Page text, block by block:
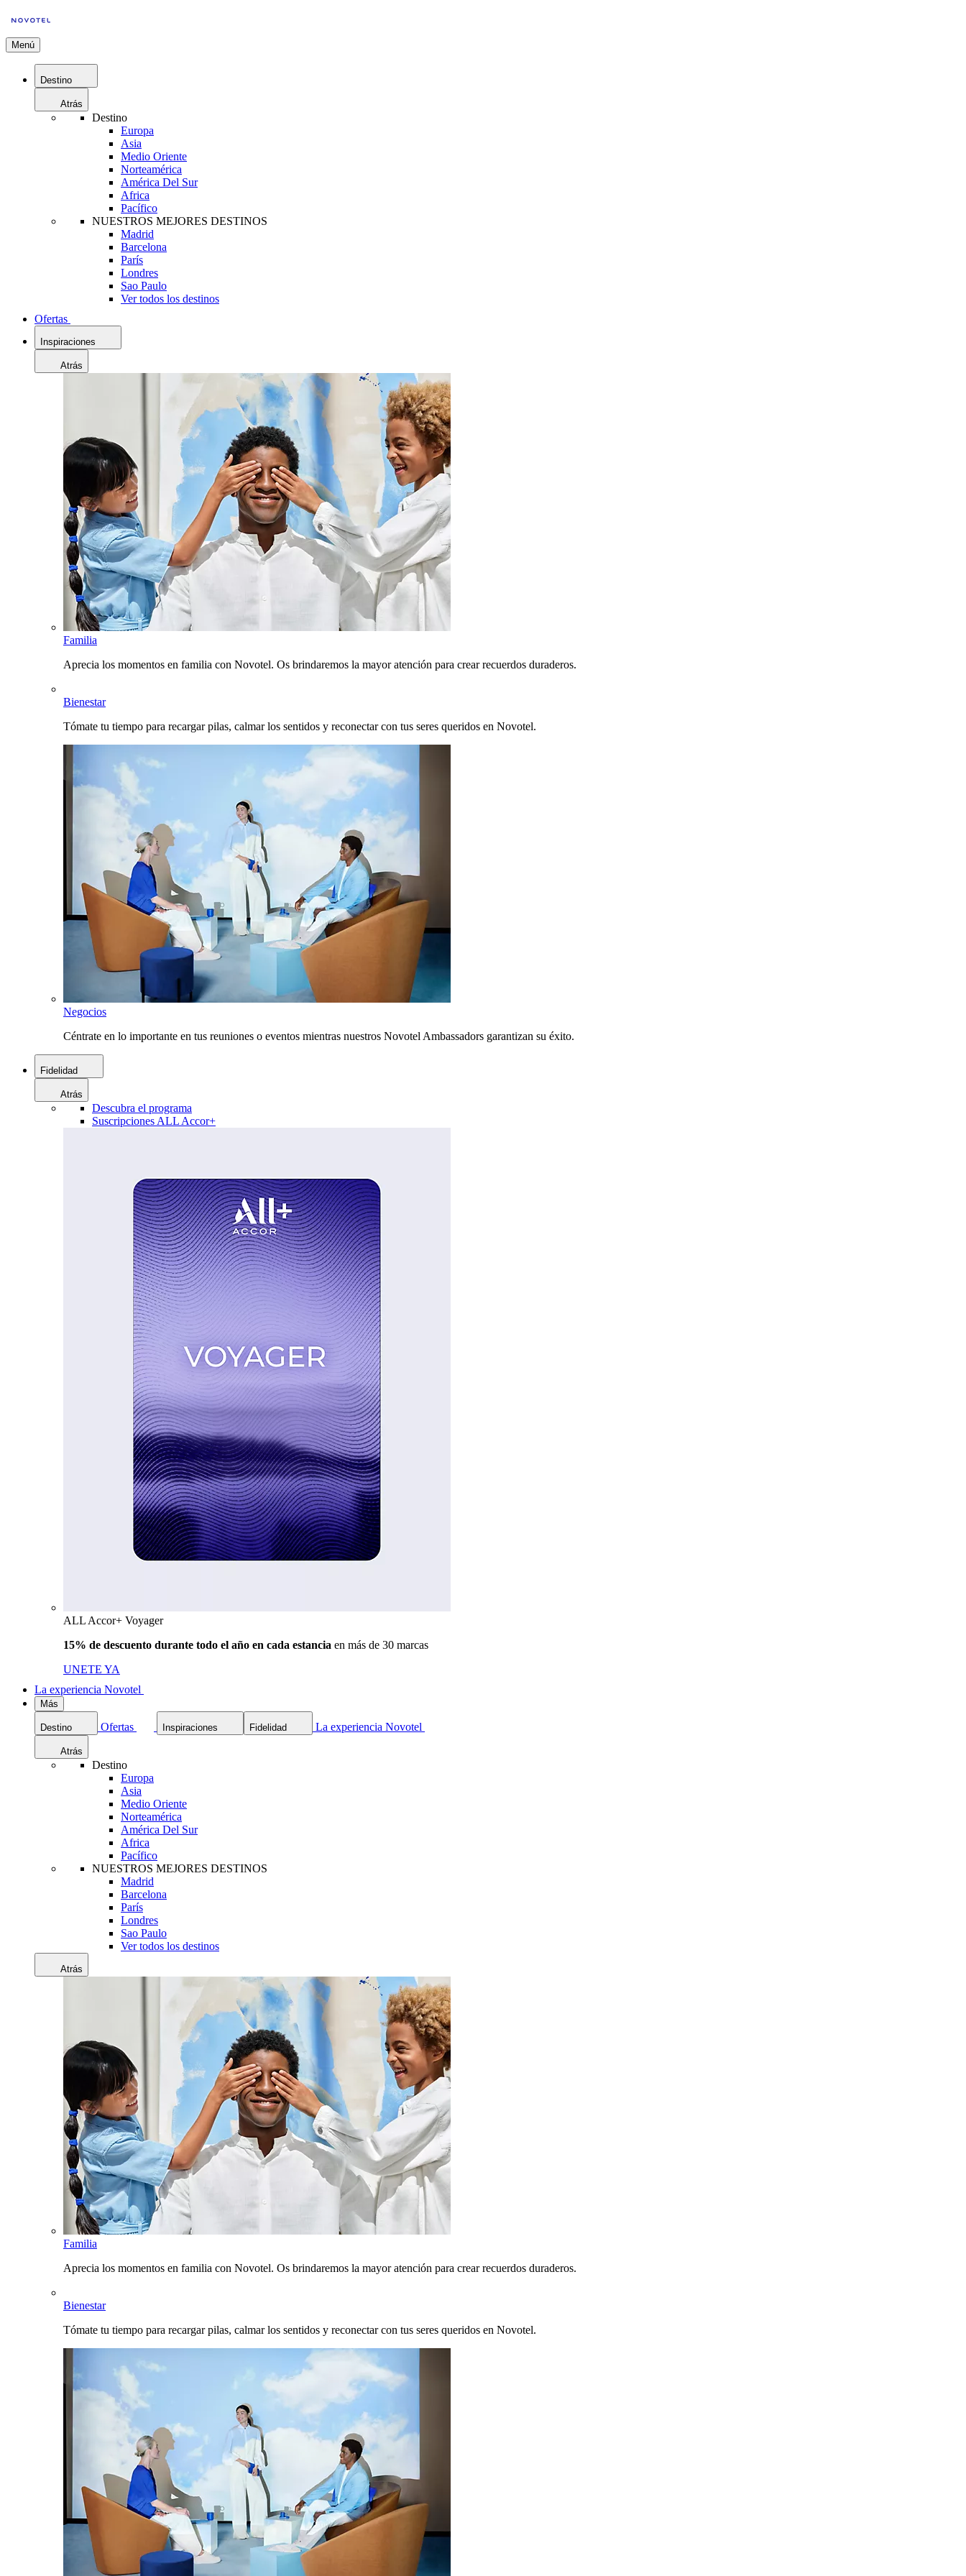
Menú
Destino
Atrás
Destino
Europa
Asia
Medio Oriente
Norteamérica
América Del Sur
Africa
Pacífico
NUESTROS MEJORES DESTINOS
Madrid
Barcelona
París
Londres
Sao Paulo
Ver todos los destinos
Ofertas
Inspiraciones
Atrás
Familia
Aprecia los momentos en familia con Novotel. Os brindaremos la mayor atención para crear recuerdos duraderos.
Bienestar
Tómate tu tiempo para recargar pilas, calmar los sentidos y reconectar con tus seres queridos en Novotel.
Negocios
Céntrate en lo importante en tus reuniones o eventos mientras nuestros Novotel Ambassadors garantizan su éxito.
Fidelidad
Atrás
Descubra el programa
Suscripciones ALL Accor+
ALL Accor+ Voyager
15% de descuento durante todo el año en cada estancia en más de 30 marcas
UNETE YA
La experiencia Novotel
Más
Destino Ofertas Inspiraciones Fidelidad La experiencia Novotel
Atrás
Destino
Europa
Asia
Medio Oriente
Norteamérica
América Del Sur
Africa
Pacífico
NUESTROS MEJORES DESTINOS
Madrid
Barcelona
París
Londres
Sao Paulo
Ver todos los destinos
Atrás
Familia
Aprecia los momentos en familia con Novotel. Os brindaremos la mayor atención para crear recuerdos duraderos.
Bienestar
Tómate tu tiempo para recargar pilas, calmar los sentidos y reconectar con tus seres queridos en Novotel.